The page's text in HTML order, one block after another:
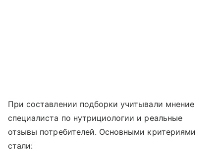
При составлении подборки учитывали мнение
специалиста по нутрициологии и реальные
отзывы потребителей. Основными критериями
стали: